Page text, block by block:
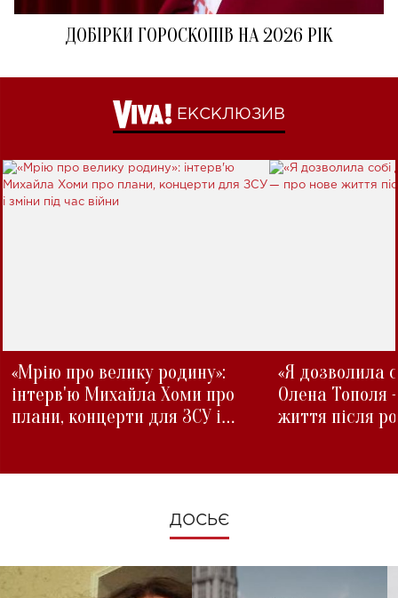
ДОБІРКИ ГОРОСКОПІВ НА 2026 РІК
ЕКСКЛЮЗИВ
«Мрію про велику родину»:
інтерв'ю Михайла Хоми про
плани, концерти для ЗСУ і
«Я дозволила
Олена Тополя
життя після
ДОСЬЄ